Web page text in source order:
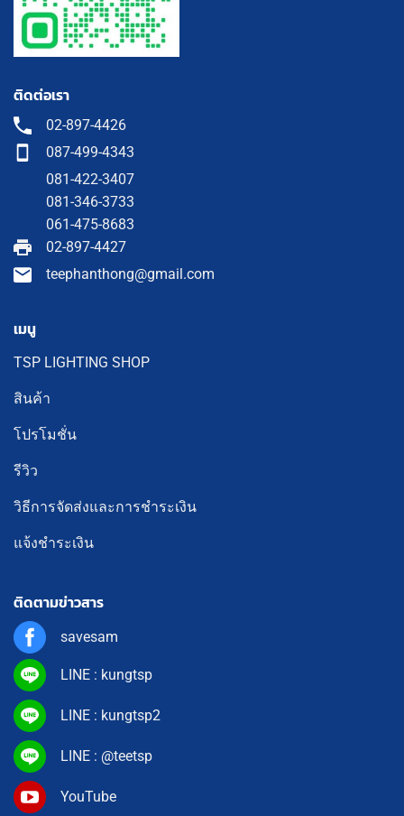
ติดต่อเรา
02-897-4426
087-499-4343
081-422-3407
081-346-3733
061-475-8683
02-897-4427
teephanthong@gmail.com
เมนู
TSP LIGHTING SHOP
สินค้า
โปรโมชั่น
รีวิว
วิธีการจัดส่งและการชำระเงิน
แจ้งชำระเงิน
ติดตามข่าวสาร
savesam
LINE : kungtsp
LINE : kungtsp2
LINE : @teetsp
YouTube